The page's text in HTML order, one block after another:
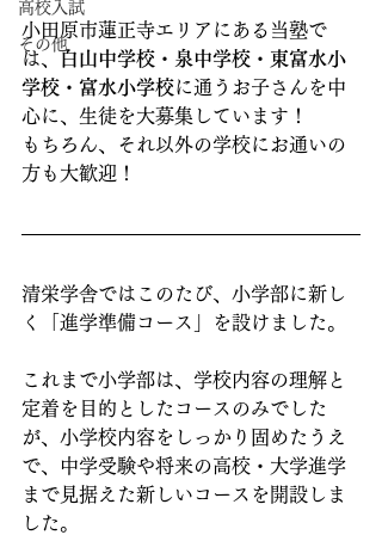
高校入試
その他
小田原市蓮正寺エリアにある当塾で
は、 白山中学校・泉中学校・東富水小
学校・富水小学校に通うお子さんを中
心に、生徒を大募集しています！
もちろん、それ以外の学校にお通いの
方も大歓迎！
清栄学舎ではこのたび、小学部に新し
く「進学準備コース」を設けました。
これまで小学部は、学校内容の理解と
定着を目的としたコースのみでした
が、小学校内容をしっかり固めたうえ
で、中学受験や将来の高校・大学進学
まで見据えた新しいコースを開設しま
した。